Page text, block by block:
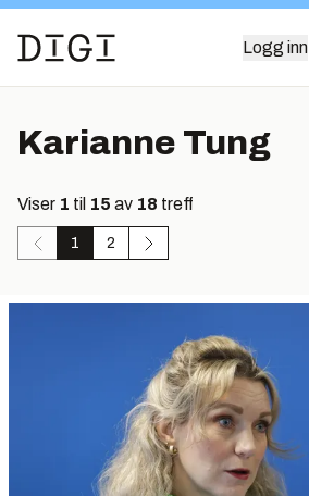
Logg inn
Karianne Tung
Viser 1 til 15 av 18 treff
1 2